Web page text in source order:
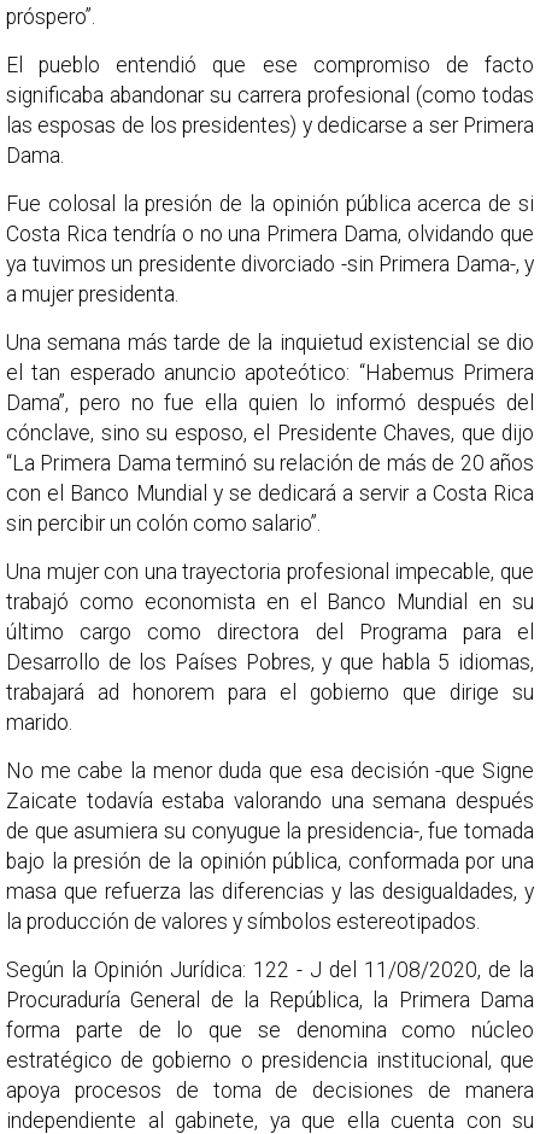
próspero”.
El pueblo entendió que ese compromiso de facto
significaba abandonar su carrera profesional (como todas
las esposas de los presidentes) y dedicarse a ser Primera
Dama.
Fue colosal la presión de la opinión pública acerca de si
Costa Rica tendría o no una Primera Dama, olvidando que
ya tuvimos un presidente divorciado -sin Primera Dama-, y
a mujer presidenta.
Una semana más tarde de la inquietud existencial se dio
el tan esperado anuncio apoteótico: “Habemus Primera
Dama”, pero no fue ella quien lo informó después del
cónclave, sino su esposo, el Presidente Chaves, que dijo
“La Primera Dama terminó su relación de más de 20 años
con el Banco Mundial y se dedicará a servir a Costa Rica
sin percibir un colón como salario”.
Una mujer con una trayectoria profesional impecable, que
trabajó como economista en el Banco Mundial en su
último cargo como directora del Programa para el
Desarrollo de los Países Pobres, y que habla 5 idiomas,
trabajará ad honorem para el gobierno que dirige su
marido.
No me cabe la menor duda que esa decisión -que Signe
Zaicate todavía estaba valorando una semana después
de que asumiera su conyugue la presidencia-, fue tomada
bajo la presión de la opinión pública, conformada por una
masa que refuerza las diferencias y las desigualdades, y
la producción de valores y símbolos estereotipados.
Según la Opinión Jurídica: 122 - J del 11/08/2020, de la
Procuraduría General de la República, la Primera Dama
forma parte de lo que se denomina como núcleo
estratégico de gobierno o presidencia institucional, que
apoya procesos de toma de decisiones de manera
independiente al gabinete, ya que ella cuenta con su